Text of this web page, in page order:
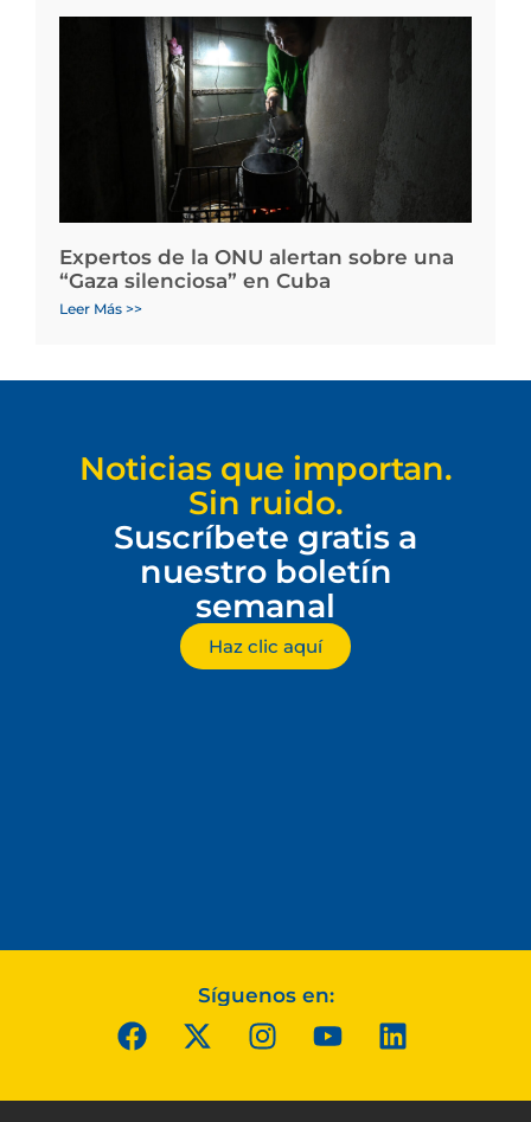
Expertos de la ONU alertan sobre una
“Gaza silenciosa” en Cuba
Leer Más >>
Noticias que importan.
Sin ruido.
Suscríbete gratis a
nuestro boletín
semanal
Haz clic aquí
Síguenos en: